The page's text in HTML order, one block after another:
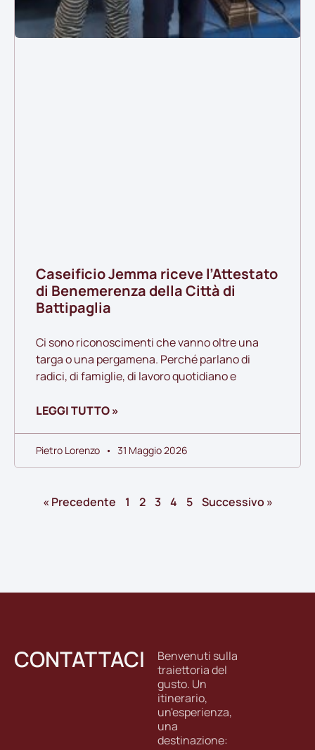
Caseificio Jemma riceve l’Attestato
di Benemerenza della Città di
Battipaglia
Ci sono riconoscimenti che vanno oltre una
targa o una pergamena. Perché parlano di
radici, di famiglie, di lavoro quotidiano e
LEGGI TUTTO »
Pietro Lorenzo 31 Maggio 2026
« Precedente 1 2 3 4 5 Successivo »
CONTATTACI
Benvenuti sulla
traiettoria del
gusto. Un
itinerario,
un'esperienza,
una
destinazione: